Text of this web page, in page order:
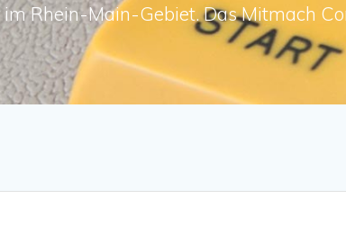
Rhein-Main-Gebiet. Das Mitmach